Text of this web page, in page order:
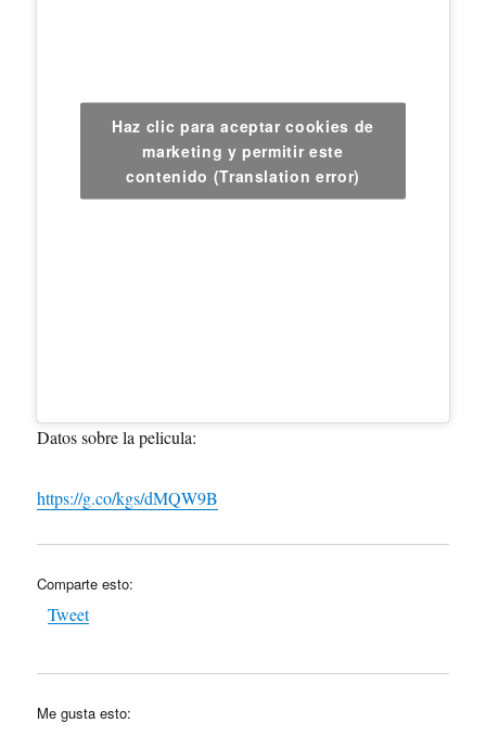
Haz clic para aceptar cookies de
marketing y permitir este
contenido (Translation error)
Datos sobre la pelicula:
https://g.co/kgs/dMQW9B
Comparte esto:
Tweet
Me gusta esto: